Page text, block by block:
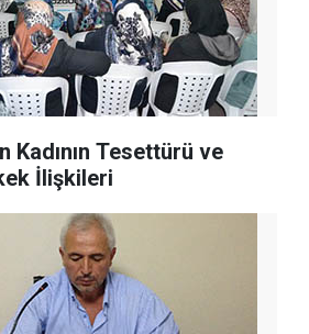
Kadının Tesettürü ve
İlişkileri